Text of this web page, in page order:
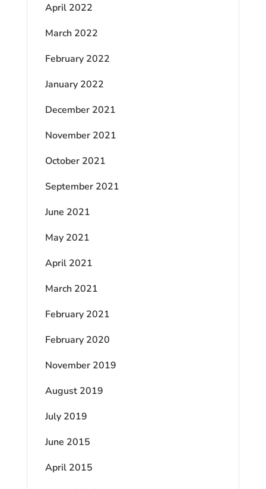
April 2022
March 2022
February 2022
January 2022
December 2021
November 2021
October 2021
September 2021
June 2021
May 2021
April 2021
March 2021
February 2021
February 2020
November 2019
August 2019
July 2019
June 2015
April 2015